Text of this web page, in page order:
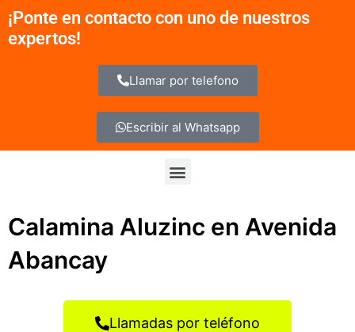
contenido
¡Ponte en contacto con uno de nuestros
expertos!
Llamar por telefono
Escribir al Whatsapp
Menu
Calamina Aluzinc en Avenida
Abancay
Llamadas por teléfono